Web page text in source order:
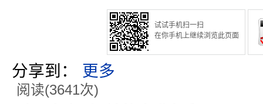
试试手机扫一扫
在你手机上继续浏览此页面
分享到： 更多
阅读(3641次)